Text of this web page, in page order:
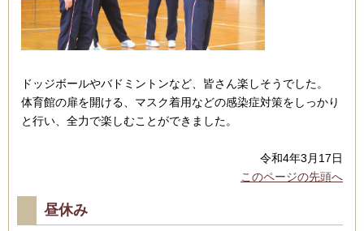
ドッジボールやバドミントンなど、皆さん楽しそうでした。
体育館の扉を開ける、マスク着用などの感染症対策をしっかり
と行い、全力で楽しむことができました。
令和4年3月17日
このページの先頭へ
昼休み